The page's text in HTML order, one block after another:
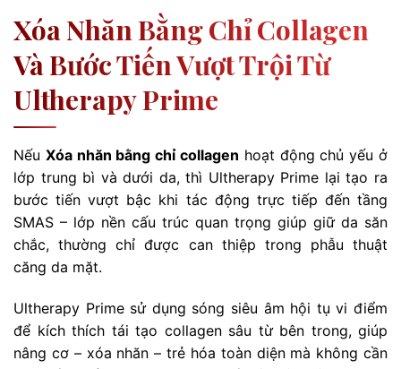
Xóa Nhăn Bằng Chỉ Collagen
Và Bước Tiến Vượt Trội Từ
Ultherapy Prime
Nếu Xóa nhăn bằng chỉ collagen hoạt động chủ yếu ở
lớp trung bì và dưới da, thì Ultherapy Prime lại tạo ra
bước tiến vượt bậc khi tác động trực tiếp đến tầng
SMAS – lớp nền cấu trúc quan trọng giúp giữ da săn
chắc, thường chỉ được can thiệp trong phẫu thuật
căng da mặt.
Ultherapy Prime sử dụng sóng siêu âm hội tụ vi điểm
để kích thích tái tạo collagen sâu từ bên trong, giúp
nâng cơ – xóa nhăn – trẻ hóa toàn diện mà không cần